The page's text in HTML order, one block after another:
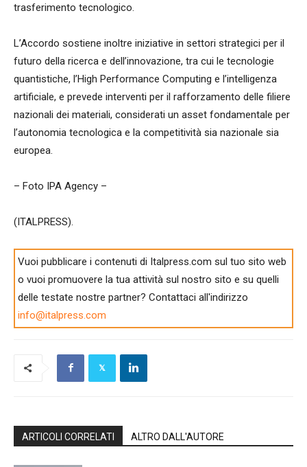
trasferimento tecnologico.
L’Accordo sostiene inoltre iniziative in settori strategici per il
futuro della ricerca e dell’innovazione, tra cui le tecnologie
quantistiche, l’High Performance Computing e l’intelligenza
artificiale, e prevede interventi per il rafforzamento delle filiere
nazionali dei materiali, considerati un asset fondamentale per
l’autonomia tecnologica e la competitività sia nazionale sia
europea.
– Foto IPA Agency –
(ITALPRESS).
Vuoi pubblicare i contenuti di Italpress.com sul tuo sito web
o vuoi promuovere la tua attività sul nostro sito e su quelli
delle testate nostre partner? Contattaci all'indirizzo
info@italpress.com
ARTICOLI CORRELATI ALTRO DALL'AUTORE